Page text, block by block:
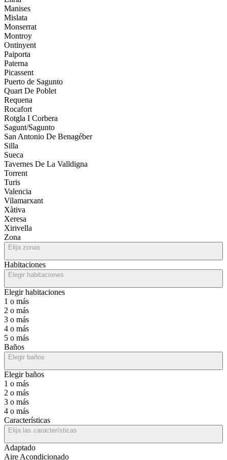
Manises
Mislata
Monserrat
Montroy
Ontinyent
Paiporta
Paterna
Picassent
Puerto de Sagunto
Quart De Poblet
Requena
Rocafort
Rotgla I Corbera
Sagunt/Sagunto
San Antonio De Benagéber
Silla
Sueca
Tavernes De La Valldigna
Torrent
Turis
Valencia
Vilamarxant
Xàtiva
Xeresa
Xirivella
Zona
Elija zonas
Habitaciones
Elegir habitaciones
Elegir habitaciones
1 o más
2 o más
3 o más
4 o más
5 o más
Baños
Elegir baños
Elegir baños
1 o más
2 o más
3 o más
4 o más
Características
Elija las características
Adaptado
Aire Acondicionado